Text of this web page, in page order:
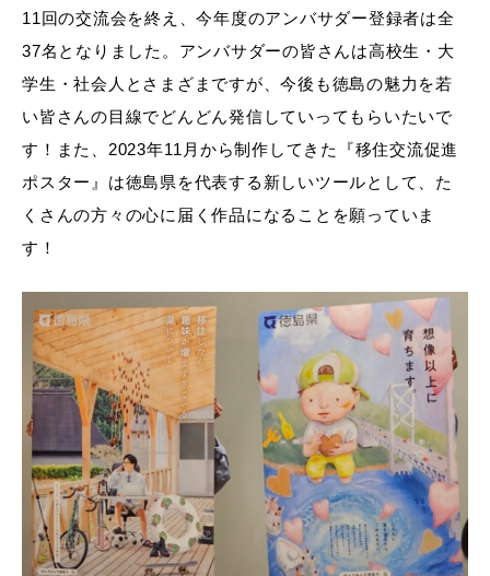
11回の交流会を終え、今年度のアンバサダー登録者は全
37名となりました。アンバサダーの皆さんは高校生・大
学生・社会人とさまざまですが、今後も徳島の魅力を若
い皆さんの目線でどんどん発信していってもらいたいで
す！また、2023年11月から制作してきた『移住交流促進
ポスター』は徳島県を代表する新しいツールとして、た
くさんの方々の心に届く作品になることを願っていま
す！